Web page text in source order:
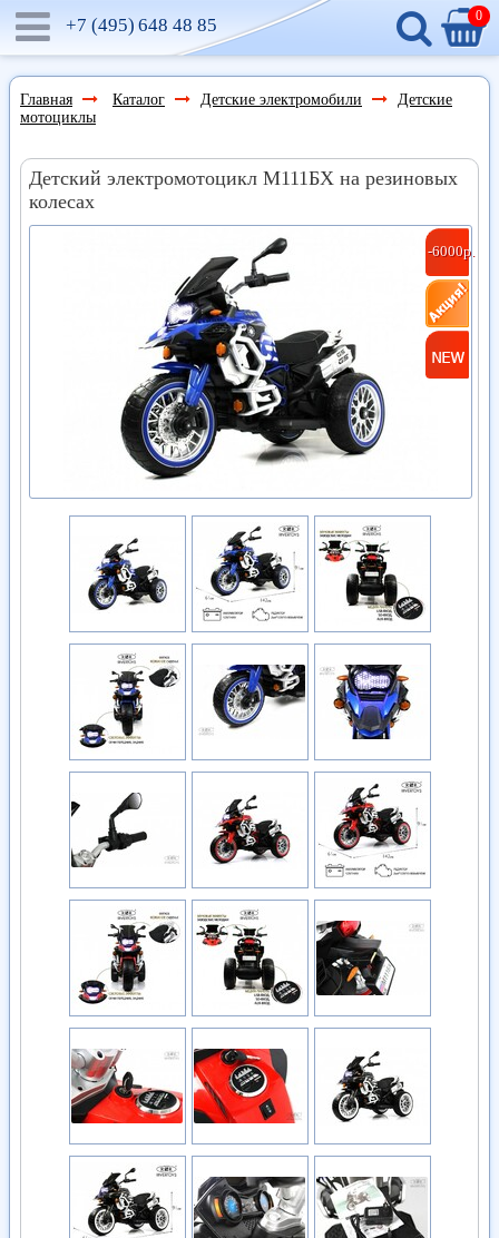
+7 (495)648 48 85 0
Главная Каталог Детские электромобили
Детские
мотоциклы
Детский электромотоцикл М111БХ на резиновых
колесах
-6000р.